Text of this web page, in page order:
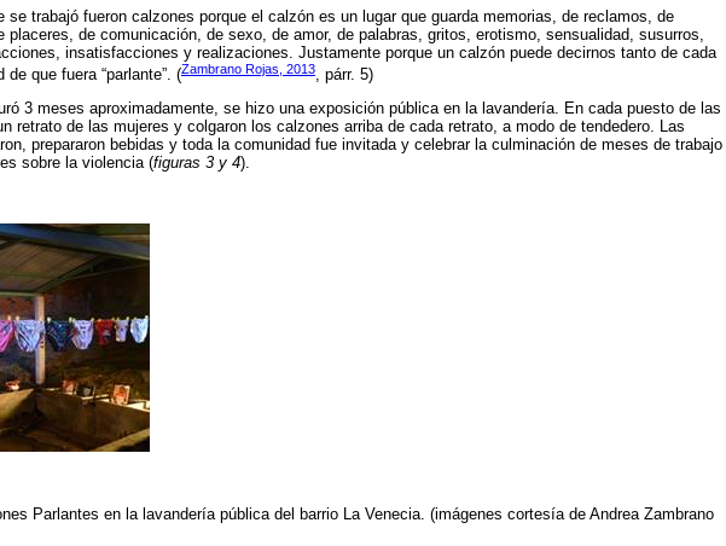
se trabajó fueron calzones porque el calzón es un lugar que guarda memorias, de reclamos, de
de comunicación, de sexo, de amor, de palabras, gritos, erotismo, sensualidad, susurros,
insatisfacciones y realizaciones. Justamente porque un calzón puede decirnos tanto de cada
que fuera “parlante”. (Zambrano Rojas, 2013
, párr. 5)
3 meses aproximadamente, se hizo una exposición pública en la lavandería. En cada puesto de las
retrato de las mujeres y colgaron los calzones arriba de cada retrato, a modo de tendedero. Las
prepararon bebidas y toda la comunidad fue invitada y celebrar la culminación de meses de trabajo
sobre la violencia (figuras 3 y 4).
Parlantes en la lavandería pública del barrio La Venecia. (imágenes cortesía de Andrea Zambrano